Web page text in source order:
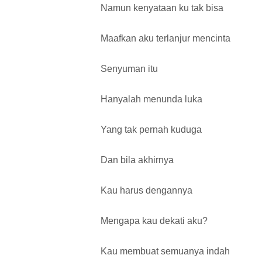
Namun kenyataan ku tak bisa
Maafkan aku terlanjur mencinta
Senyuman itu
Hanyalah menunda luka
Yang tak pernah kuduga
Dan bila akhirnya
Kau harus dengannya
Mengapa kau dekati aku?
Kau membuat semuanya indah